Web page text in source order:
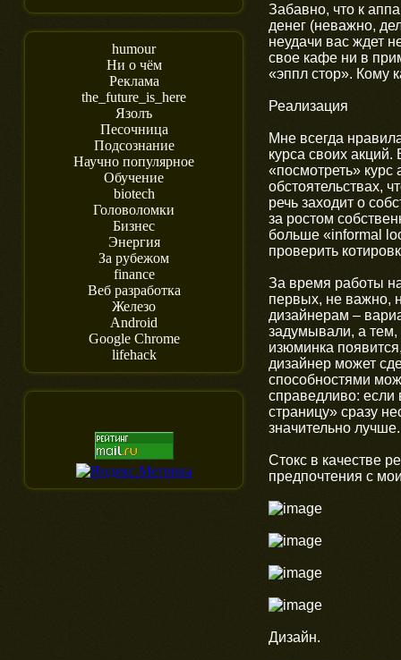
humour
Ни о чём
Реклама
the_future_is_here
Язолъ
Песочница
Подсознание
Научно популярное
Обучение
biotech
Головоломки
Бизнес
Энергия
За рубежом
finance
Веб разработка
Железо
Android
Google Chrome
lifehack
Забавно, что к
денег (неважно,
неудачи вас ждет
свое кафе ни в
«эппл стор». Кому
Реализация
Мне всегда
курса своих
«посмотреть»
обстоятельствах,
речь заходит о
за ростом
больше «informal
проверить
За время работы
первых, не важно,
дизайнерам –
задумывали, а тем,
изюминка
дизайнер может
способностями
справедливо: если
страницу» сразу
значительно лучше.
Стокс в качестве
предпочтения с
Дизайн.